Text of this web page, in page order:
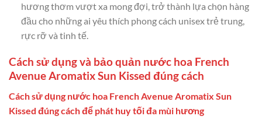
hương thơm vượt xa mong đợi, trở thành lựa chọn hàng
đầu cho những ai yêu thích phong cách unisex trẻ trung,
rực rỡ và tinh tế.
Cách sử dụng và bảo quản nước hoa French
Avenue Aromatix Sun Kissed đúng cách
Cách sử dụng nước hoa French Avenue Aromatix Sun
Kissed đúng cách để phát huy tối đa mùi hương